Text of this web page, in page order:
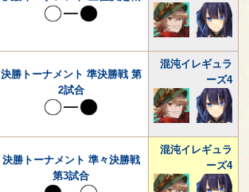
決勝トーナメント 準決勝戦 第
2試合
混沌イレギュラ
ーズ4
決勝トーナメント 準々決勝戦
第3試合
混沌イレギュラ
ーズ4